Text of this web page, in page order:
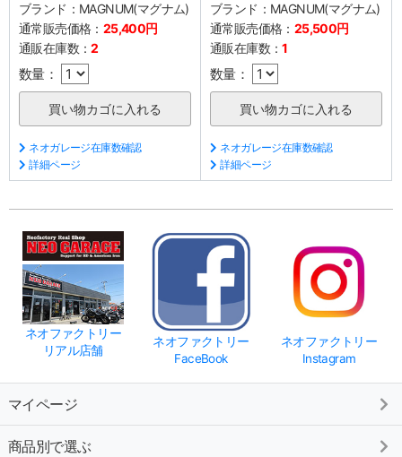
ブランド： MAGNUM(マグナム)
通常販売価格： 25,400円
通販在庫数：2
数量：
ネオガレージ在庫数確認
詳細ページ
ブランド： MAGNUM(マグナム)
通常販売価格： 25,500円
通販在庫数：1
数量：
ネオガレージ在庫数確認
詳細ページ
ネオファクトリー
リアル店舗
ネオファクトリー
FaceBook
ネオファクトリー
Instagram
マイページ
商品別で選ぶ